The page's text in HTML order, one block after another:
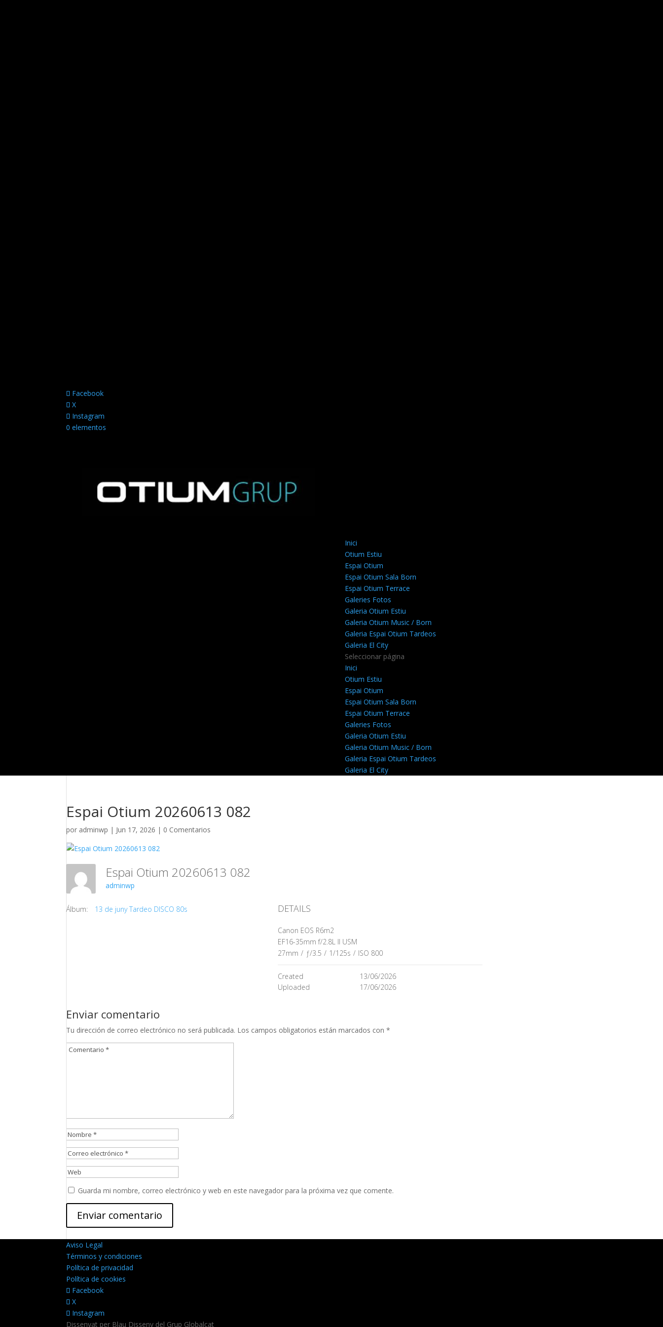
Facebook
X
Instagram
0 elementos
Inici
Otium Estiu
Espai Otium
Espai Otium Sala Born
Espai Otium Terrace
Galeries Fotos
Galeria Otium Estiu
Galeria Otium Music / Born
Galeria Espai Otium Tardeos
Galeria El City
Seleccionar página
Inici
Otium Estiu
Espai Otium
Espai Otium Sala Born
Espai Otium Terrace
Galeries Fotos
Galeria Otium Estiu
Galeria Otium Music / Born
Galeria Espai Otium Tardeos
Galeria El City
Espai Otium 20260613 082
por adminwp | Jun 17, 2026 | 0 Comentarios
Espai Otium 20260613 082
adminwp
Álbum: 13 de juny Tardeo DISCO 80s DETAILS
Canon EOS R6m2
EF16-35mm f/2.8L II USM
27mm / ƒ/3.5 / 1/125s / ISO 800
Created
13/06/2026
Uploaded
17/06/2026
Enviar comentario
Tu dirección de correo electrónico no será publicada. Los campos obligatorios están marcados con*
Guarda mi nombre, correo electrónico y web en este navegador para la próxima vez que comente.
Aviso Legal
Términos y condiciones
Política de privacidad
Política de cookies
Facebook
X
Instagram
Dissenyat per Blau Disseny del Grup Globalcat